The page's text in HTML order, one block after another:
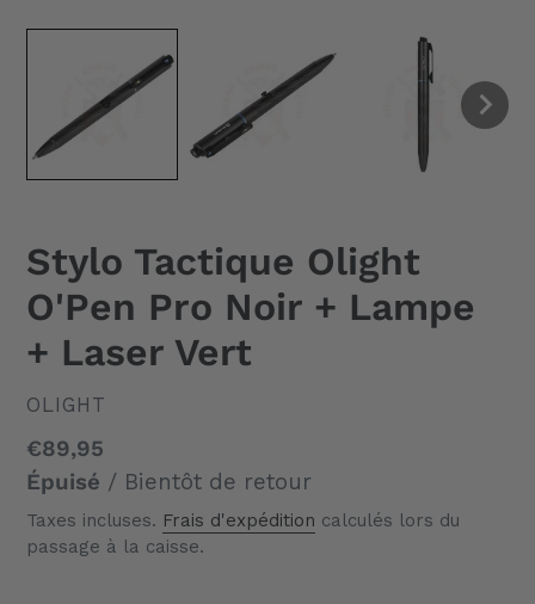
Stylo Tactique Olight
O'Pen Pro Noir + Lampe
+ Laser Vert
DISTRIBUTEUR
OLIGHT
Prix
normal
€89,95
Épuisé / Bientôt de retour
Taxes incluses. Frais d'expédition calculés lors du
passage à la caisse.